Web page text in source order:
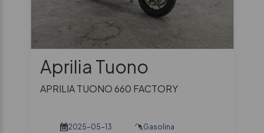
Aprilia Tuono
APRILIA TUONO 660 FACTORY
2025-05-13
Gasolina